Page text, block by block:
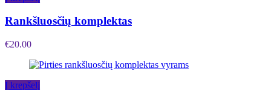
Rankšluosčių komplektas
€20.00
Į krepšelį